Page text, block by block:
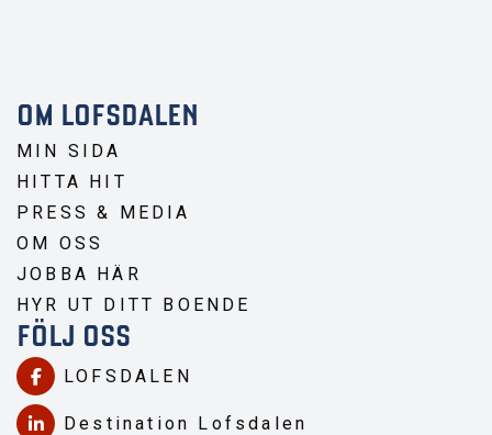
OM LOFSDALEN
MIN SIDA
HITTA HIT
PRESS & MEDIA
OM OSS
JOBBA HÄR
HYR UT DITT BOENDE
FÖLJ OSS
LOFSDALEN
Destination Lofsdalen